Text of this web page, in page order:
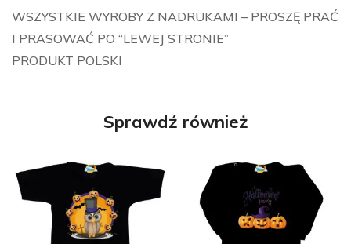
WSZYSTKIE WYROBY Z NADRUKAMI – PROSZĘ PRAĆ
I PRASOWAĆ PO “LEWEJ STRONIE”
PRODUKT POLSKI
Sprawdź również